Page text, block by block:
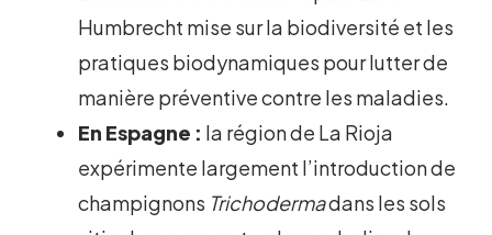
Humbrecht mise sur la biodiversité et les
pratiques biodynamiques pour lutter de
manière préventive contre les maladies.
En Espagne : la région de La Rioja
expérimente largement l’introduction de
champignons Trichodermadans les sols